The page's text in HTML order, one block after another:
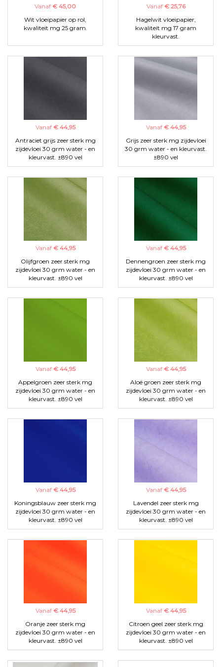
Vanaf € 45,00
Wit vloeipapier op rol,
kwaliteit mg 25 gram.
Vanaf € 25,76
Hagelwit vloeipapier,
kwaliteit mg 17 gram
kleurvast.
Vanaf € 44,95
Antraciet grijs zeer sterk mg
zijdevloei 30 grm water - en
kleurvast. ±890 vel
Vanaf € 44,95
Grijs zeer sterk mg zijdevloei
30 grm water - en kleurvast.
±890 vel
Vanaf € 44,95
Olijfgroen zeer sterk mg
zijdevloei 30 grm water - en
kleurvast. ±890 vel
Vanaf € 44,95
Dennengroen zeer sterk mg
zijdevloei 30 grm water - en
kleurvast. ±890 vel
Vanaf € 44,95
Appelgroen zeer sterk mg
zijdevloei 30 grm water - en
kleurvast. ±890 vel
Vanaf € 44,95
Aloë groen zeer sterk mg
zijdevloei 30 grm water - en
kleurvast. ±890 vel
Vanaf € 44,95
Koningsblauw zeer sterk mg
zijdevloei 30 grm water - en
kleurvast. ±890 vel
Vanaf € 44,95
Lavendel zeer sterk mg
zijdevloei 30 grm water - en
kleurvast. ±890 vel
Vanaf € 44,95
Oranje zeer sterk mg
zijdevloei 30 grm water - en
kleurvast. ±890 vel
Vanaf € 44,95
Citroen geel zeer sterk mg
zijdevloei 30 grm water - en
kleurvast. ±890 vel